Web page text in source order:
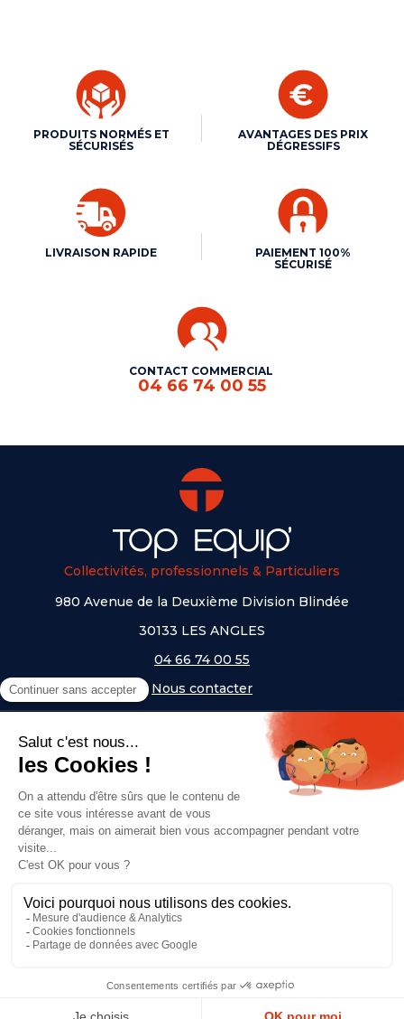
PRODUITS NORMÉS ET
SÉCURISÉS
AVANTAGES DES PRIX
DÉGRESSIFS
LIVRAISON RAPIDE
PAIEMENT 100%
SÉCURISÉ
CONTACT COMMERCIAL
04 66 74 00 55
Collectivités, professionnels & Particuliers
980 Avenue de la Deuxième Division Blindée
30133 LES ANGLES
04 66 74 00 55
Nous contacter
NOS UNIVERS
- Serem
- Lifetime
- Mottez
- JAD Groupe
© Copyright 2026, Top Equip' - Réalisé parAgence Off